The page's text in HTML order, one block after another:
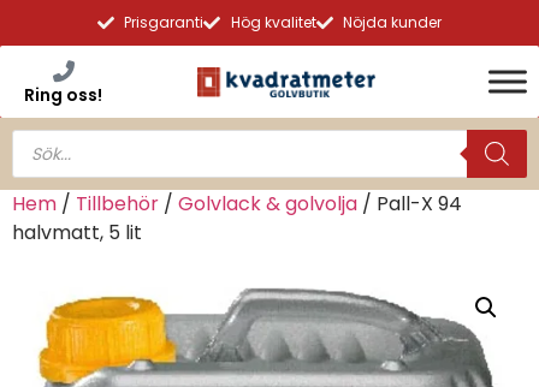
Prisgaranti Hög kvalitet Nöjda kunder
Ring oss!
Hem / Tillbehör / Golvlack & golvolja / Pall-X 94
halvmatt, 5 lit